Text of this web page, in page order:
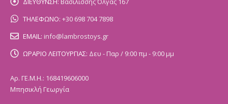
ΤΗΛΕΦΩΝΟ: +30 698 704 7898
EMAIL: info@lambrostoys.gr
ΩΡΑΡΙΟ ΛΕΙΤΟΥΡΓΙΑΣ: Δευ - Παρ / 9:00 πμ - 9:00 μμ
Αρ. ΓΕ.Μ.Η.: 168419606000
Μπησικλή Γεωργία